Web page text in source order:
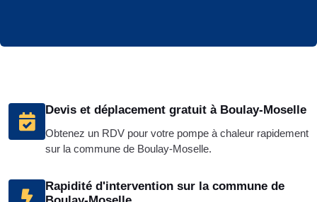
Devis et déplacement gratuit à Boulay-Moselle
Obtenez un RDV pour votre pompe à chaleur rapidement
sur la commune de Boulay-Moselle.
Rapidité d'intervention sur la commune de